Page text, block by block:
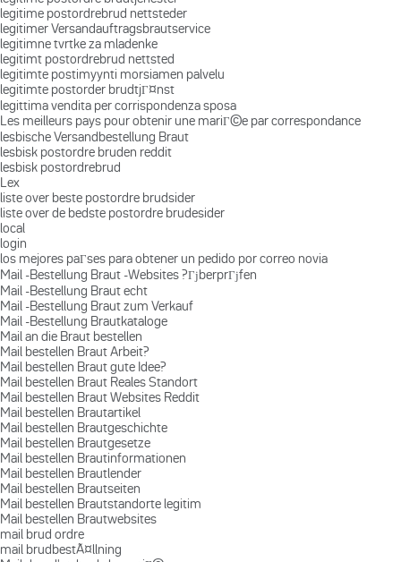
legitime postordrebrud nettsteder
legitimer Versandauftragsbrautservice
legitimne tvrtke za mladenke
legitimt postordrebrud nettsted
legitimte postimyynti morsiamen palvelu
legitimte postorder brudtjГ¤nst
legittima vendita per corrispondenza sposa
Les meilleurs pays pour obtenir une mariГ©e par correspondance
lesbische Versandbestellung Braut
lesbisk postordre bruden reddit
lesbisk postordrebrud
Lex
liste over beste postordre brudsider
liste over de bedste postordre brudesider
local
login
los mejores paГ­ses para obtener un pedido por correo novia
Mail -Bestellung Braut -Websites ?ГјberprГјfen
Mail -Bestellung Braut echt
Mail -Bestellung Braut zum Verkauf
Mail -Bestellung Brautkataloge
Mail an die Braut bestellen
Mail bestellen Braut Arbeit?
Mail bestellen Braut gute Idee?
Mail bestellen Braut Reales Standort
Mail bestellen Braut Websites Reddit
Mail bestellen Brautartikel
Mail bestellen Brautgeschichte
Mail bestellen Brautgesetze
Mail bestellen Brautinformationen
Mail bestellen Brautlender
Mail bestellen Brautseiten
Mail bestellen Brautstandorte legitim
Mail bestellen Brautwebsites
mail brud ordre
mail brudbestÃ¤llning